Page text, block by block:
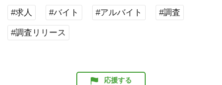
#求人 #バイト #アルバイト #調査
#調査リリース
応援する